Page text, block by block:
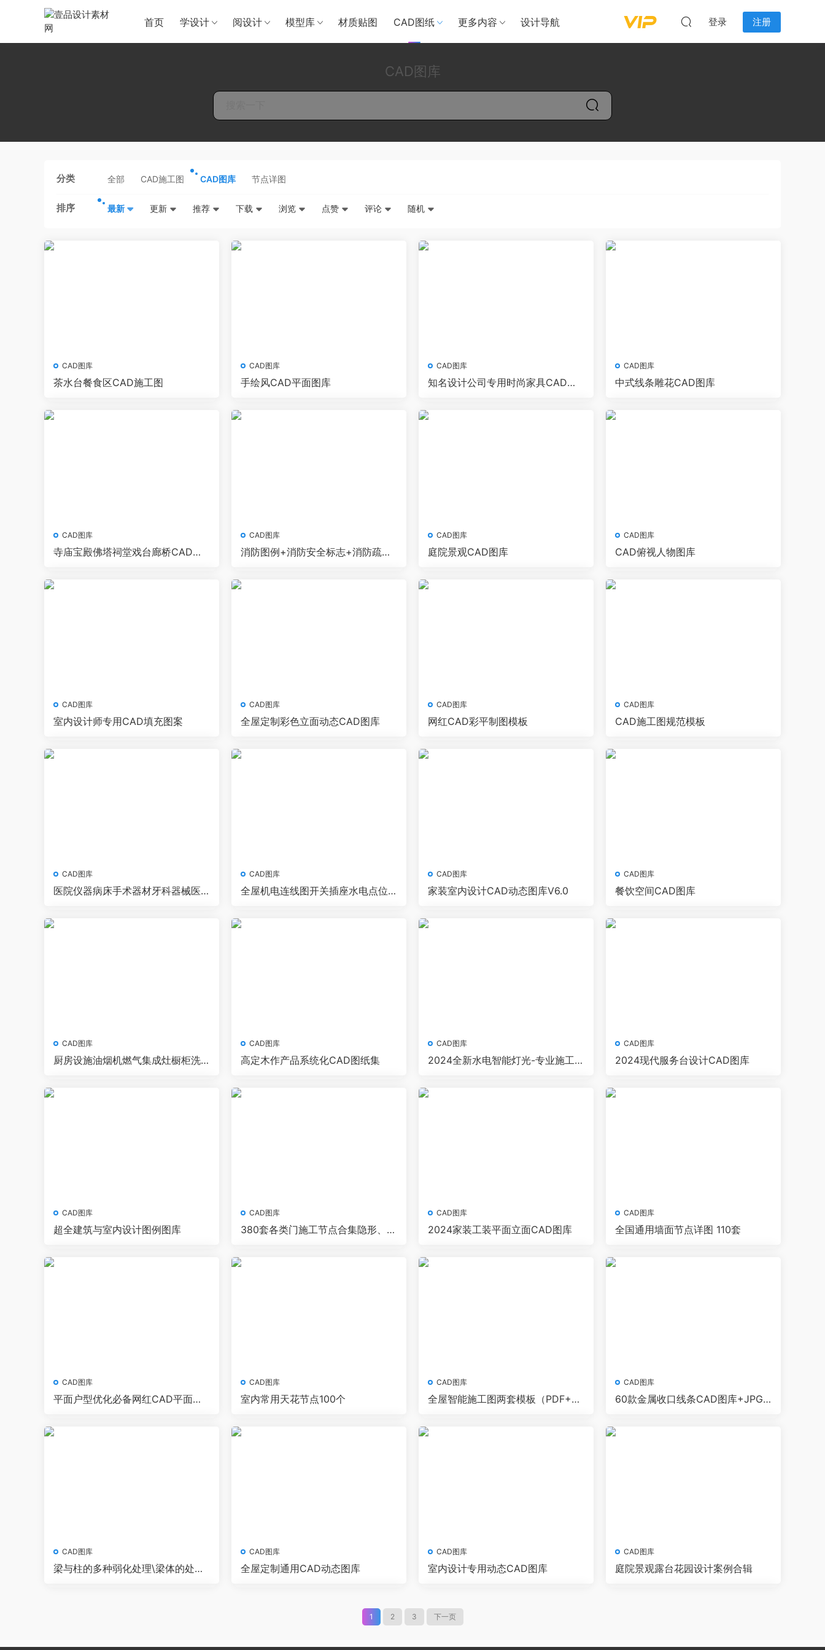
首页 学设计 阅设计 模型库 材质贴图 CAD图纸 更多内容 设计导航 登录 注册
CAD图库
分类 全部 CAD施工图 CAD图库 节点详图
排序 最新 更新 推荐 下载 浏览 点赞 评论 随机
CAD图库
茶水台餐食区CAD施工图
CAD图库
手绘风CAD平面图库
CAD图库
知名设计公司专用时尚家具CAD图
CAD图库
中式线条雕花CAD图库
CAD图库
寺庙宝殿佛塔祠堂戏台廊桥CAD平
CAD图库
消防图例+消防安全标志+消防疏散
CAD图库
庭院景观CAD图库
CAD图库
CAD俯视人物图库
CAD图库
室内设计师专用CAD填充图案
CAD图库
全屋定制彩色立面动态CAD图库
CAD图库
网红CAD彩平制图模板
CAD图库
CAD施工图规范模板
CAD图库
医院仪器病床手术器材牙科器械医
CAD图库
全屋机电连线图开关插座水电点位
CAD图库
家装室内设计CAD动态图库V6.0
CAD图库
餐饮空间CAD图库
CAD图库
厨房设施油烟机燃气集成灶橱柜洗
CAD图库
高定木作产品系统化CAD图纸集
CAD图库
2024全新水电智能灯光-专业施工图
CAD图库
2024现代服务台设计CAD图库
CAD图库
超全建筑与室内设计图例图库
CAD图库
380套各类门施工节点合集隐形、推
CAD图库
2024家装工装平面立面CAD图库
CAD图库
全国通用墙面节点详图 110套
CAD图库
平面户型优化必备网红CAD平面优
CAD图库
室内常用天花节点100个
CAD图库
全屋智能施工图两套模板（PDF+C
CAD图库
60款金属收口线条CAD图库+JPG
CAD图库
梁与柱的多种弱化处理\梁体的处理
CAD图库
全屋定制通用CAD动态图库
CAD图库
室内设计专用动态CAD图库
CAD图库
庭院景观露台花园设计案例合辑
1 2 3 下一页